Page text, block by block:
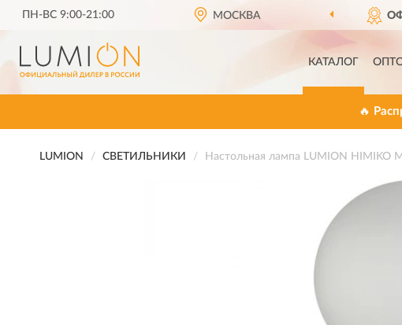
ПН-ВС 9:00-21:00 МОСКВА
ОФИЦИАЛЬНЫЙ ДИЛЕР LUMION В
КАТАЛОГ
🔥
LUMION СВЕТИЛЬНИКИ Настольная лампа LUMION HIMIKO